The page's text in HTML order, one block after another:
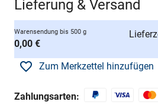
Lieferung & Versand
Warensendung bis 500 g
0,00 €
Zum Merkzettel hinzufügen
Zahlungsarten: